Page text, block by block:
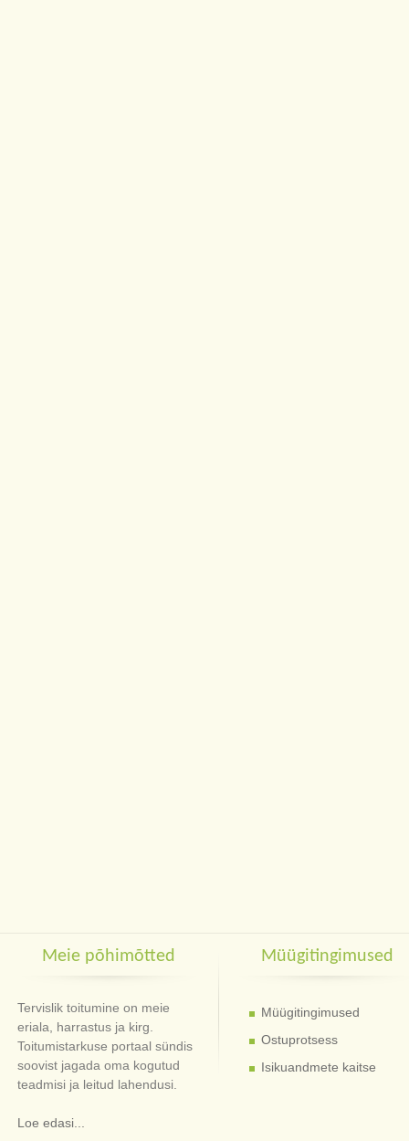
Meie põhimõtted
Tervislik toitumine on meie
eriala, harrastus ja kirg.
Toitumistarkuse portaal sündis
soovist jagada oma kogutud
teadmisi ja leitud lahendusi.
Loe edasi...
Müügitingimused
Müügitingimused
Ostuprotsess
Isikuandmete kaitse